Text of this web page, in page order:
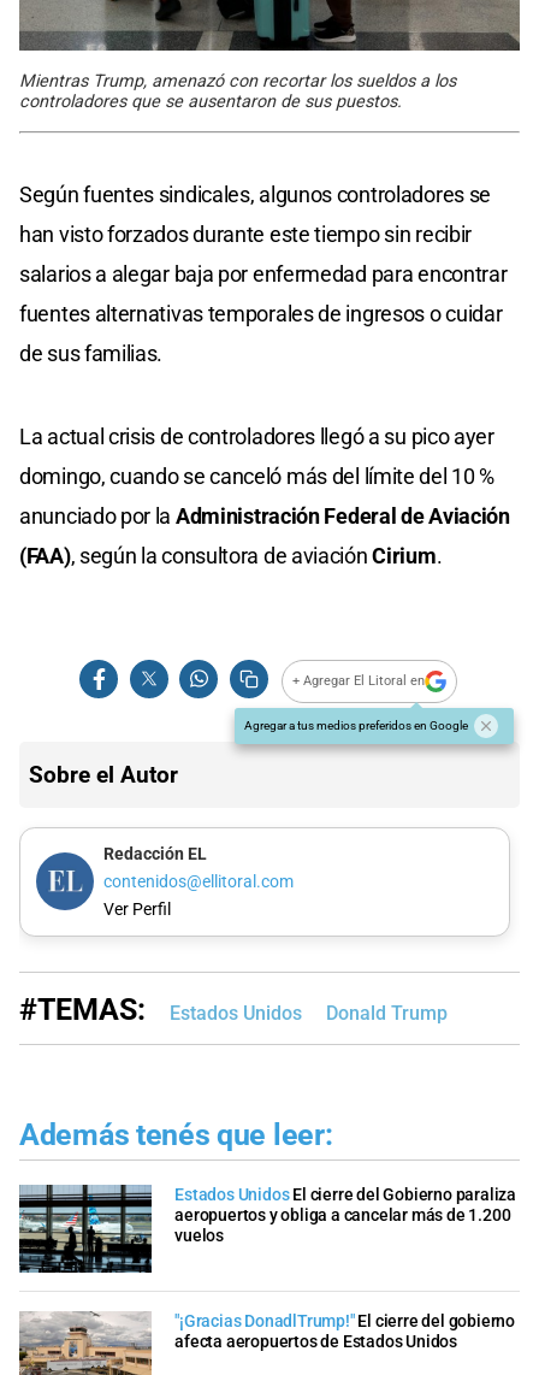
Mientras Trump, amenazó con recortar los sueldos a los
controladores que se ausentaron de sus puestos.
Según fuentes sindicales, algunos controladores se
han visto forzados durante este tiempo sin recibir
salarios a alegar baja por enfermedad para encontrar
fuentes alternativas temporales de ingresos o cuidar
de sus familias.
La actual crisis de controladores llegó a su pico ayer
domingo, cuando se canceló más del límite del 10 %
anunciado por la Administración Federal de Aviación
(FAA), según la consultora de aviaciónCirium.
+ Agregar El Litoral en
Agregar a tus medios preferidos en Google
Sobre el Autor
Redacción EL
contenidos@ellitoral.com
Ver Perfil
#TEMAS: Estados Unidos Donald Trump
Además tenés que leer:
Estados Unidos El cierre del Gobierno paraliza
aeropuertos y obliga a cancelar más de 1.200
vuelos
"¡Gracias DonadlTrump!" El cierre del gobierno
afecta aeropuertos de Estados Unidos